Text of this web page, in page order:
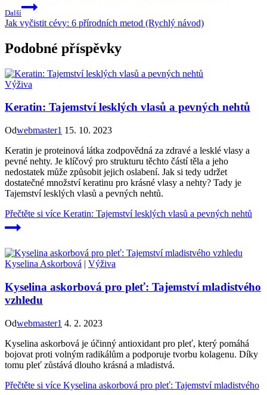
Další
Jak vyčistit cévy: 6 přírodních metod (Rychlý návod)
Podobné příspěvky
Výživa
Keratin: Tajemství lesklých vlasů a pevných nehtů
Odwebmaster1 15. 10. 2023
Keratin je proteinová látka zodpovědná za zdravé a lesklé vlasy a
pevné nehty. Je klíčový pro strukturu těchto částí těla a jeho
nedostatek může způsobit jejich oslabení. Jak si tedy udržet
dostatečné množství keratinu pro krásné vlasy a nehty? Tady je
Tajemství lesklých vlasů a pevných nehtů.
Přečtěte si více Keratin: Tajemství lesklých vlasů a pevných nehtů
Kyselina Askorbová | Výživa
Kyselina askorbová pro pleť: Tajemství mladistvého
vzhledu
Odwebmaster1 4. 2. 2023
Kyselina askorbová je účinný antioxidant pro pleť, který pomáhá
bojovat proti volným radikálům a podporuje tvorbu kolagenu. Díky
tomu pleť zůstává dlouho krásná a mladistvá.
Přečtěte si více Kyselina askorbová pro pleť: Tajemství mladistvého